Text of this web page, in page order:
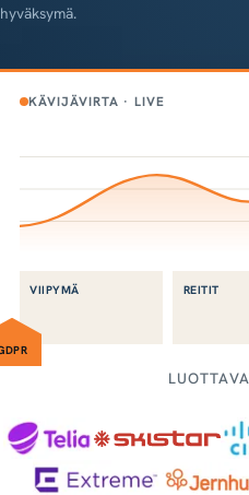
hyväksymä.
KÄVIJÄVIRTA · LIVE
VIIPYMÄ REITIT